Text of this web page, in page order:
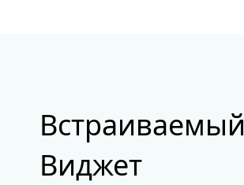
Встраиваемый
Виджет